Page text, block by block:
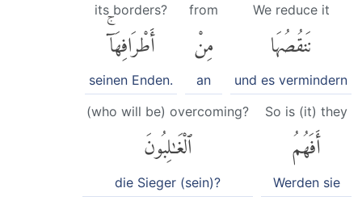
We reduce it
نَنقُصُهَا
und es vermindern
from
مِنْ
an
its borders?
أَطْرَافِهَآۚ
seinen Enden.
So is (it) they
أَفَهُمُ
Werden sie
(who will be) overcoming?
ٱلْغَٰلِبُونَ
die Sieger (sein)?